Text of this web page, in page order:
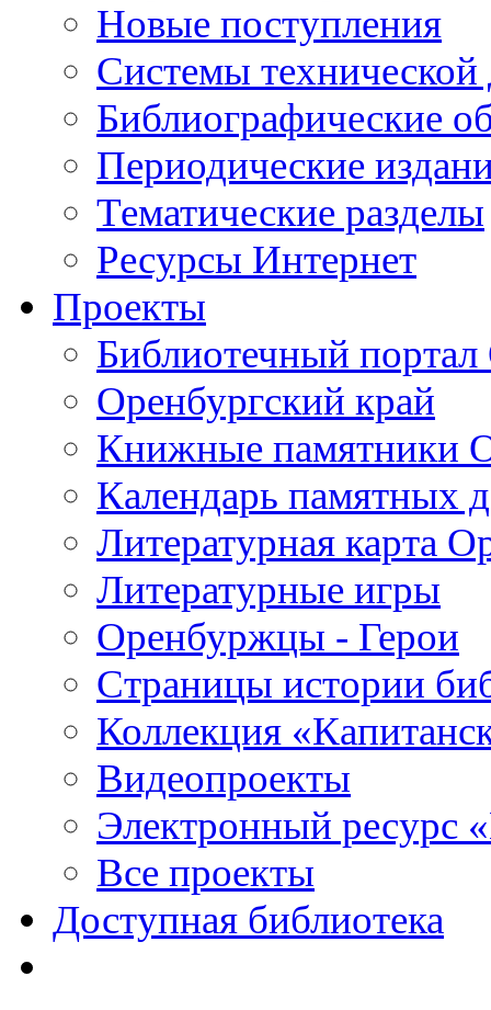
Новые поступления
Cистемы
Библиографические
Периодические
Тематические разделы
Ресурсы Интернет
Проекты
Библиотечный портал
Оренбургский край
Книжные памятники
Календарь памятных
Литературная карта
Литературные игры
Оренбуржцы - Герои
Страницы истории
Коллекция
Видеопроекты
Электронный ресурс
Все проекты
Доступная библиотека